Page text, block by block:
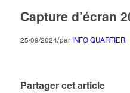
Capture d’écran
25/09/2024/par INFO QUARTIER
Partager cet article